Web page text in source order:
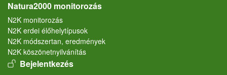
Natura2000 monitorozás
N2K monitorozás
N2K erdei élőhelytípusok
N2K módszertan, eredmények
N2K köszönetnyilvánítás
User account menu
Bejelentkezés